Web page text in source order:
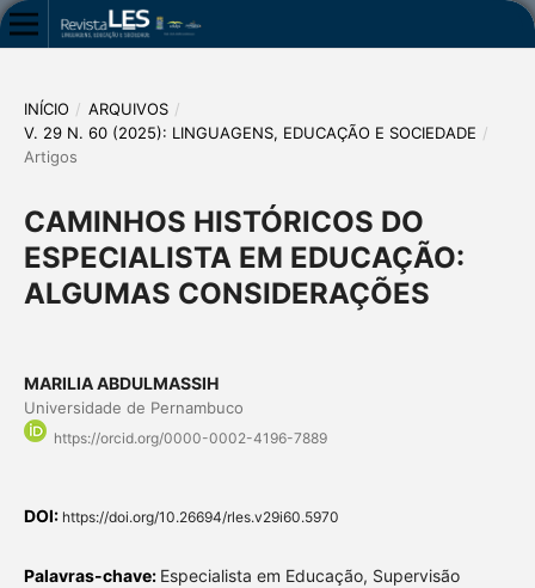
INÍCIO / ARQUIVOS /
V. 29 N. 60 (2025): LINGUAGENS, EDUCAÇÃO E SOCIEDADE /
Artigos
CAMINHOS HISTÓRICOS DO
ESPECIALISTA EM EDUCAÇÃO:
ALGUMAS CONSIDERAÇÕES
MARILIA ABDULMASSIH
Universidade de Pernambuco
https://orcid.org/0000-0002-4196-7889
DOI: https://doi.org/10.26694/rles.v29i60.5970
Palavras-chave: Especialista em Educação, Supervisão